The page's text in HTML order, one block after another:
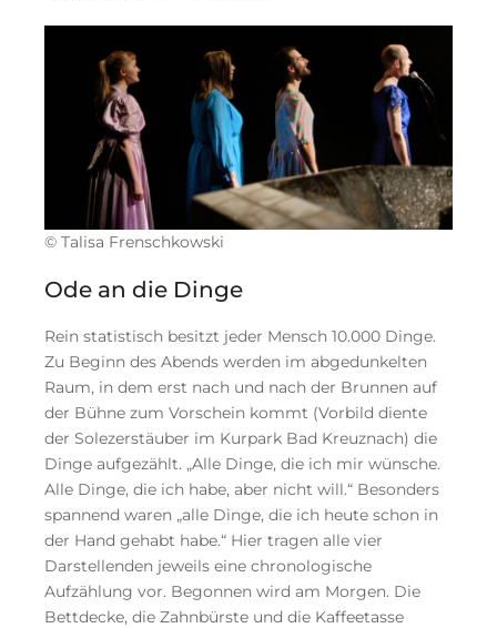
© Talisa Frenschkowski
Ode an die Dinge
Rein statistisch besitzt jeder Mensch 10.000 Dinge.
Zu Beginn des Abends werden im abgedunkelten
Raum, in dem erst nach und nach der Brunnen auf
der Bühne zum Vorschein kommt (Vorbild diente
der Solezerstäuber im Kurpark Bad Kreuznach) die
Dinge aufgezählt. „Alle Dinge, die ich mir wünsche.
Alle Dinge, die ich habe, aber nicht will.“ Besonders
spannend waren „alle Dinge, die ich heute schon in
der Hand gehabt habe.“ Hier tragen alle vier
Darstellenden jeweils eine chronologische
Aufzählung vor. Begonnen wird am Morgen. Die
Bettdecke, die Zahnbürste und die Kaffeetasse